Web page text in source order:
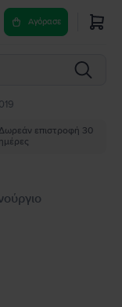
Αγόρασε
επιστροφή 30
ημέρες